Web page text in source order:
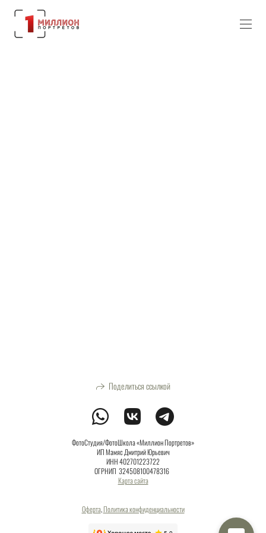
Поделиться ссылкой
ФотоСтудия/ФотоШкола «Миллион Портретов»
ИП Мамяс Дмитрий Юрьевич
ИНН 402701223722
ОГРНИП 324508100478316
Карта сайта
Оферта,Политика конфиденциальности